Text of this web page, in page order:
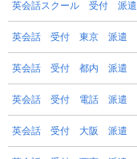
英会話スクール 受付 派遣
英会話 受付 東京 派遣
英会話 受付 都内 派遣
英会話 受付 電話 派遣
英会話 受付 大阪 派遣